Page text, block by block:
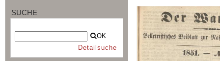
SUCHE
OK
Detailsuche